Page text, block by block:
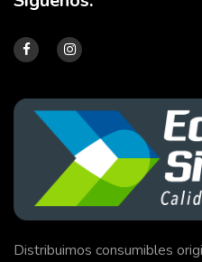
Distribuimos consumibles